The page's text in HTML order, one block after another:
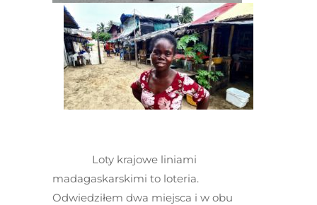
Loty krajowe liniami
madagaskarskimi to loteria.
Odwiedziłem dwa miejsca i w obu